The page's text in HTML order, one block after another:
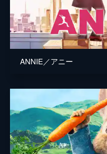
ANNIE／アニー